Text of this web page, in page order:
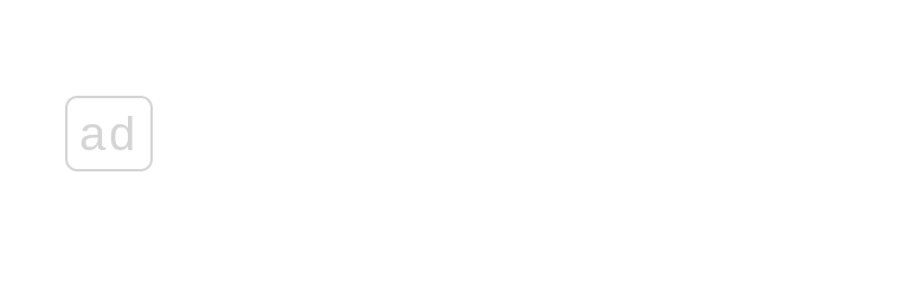
ad